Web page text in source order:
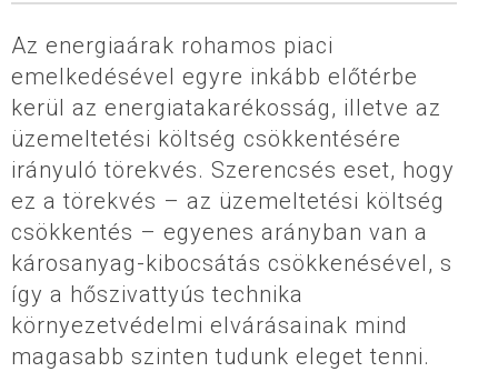
Az energiaárak rohamos piaci
emelkedésével egyre inkább előtérbe
kerül az energiatakarékosság, illetve az
üzemeltetési költség csökkentésére
irányuló törekvés. Szerencsés eset, hogy
ez a törekvés – az üzemeltetési költség
csökkentés – egyenes arányban van a
károsanyag-kibocsátás csökkenésével, s
így a hőszivattyús technika
környezetvédelmi elvárásainak mind
magasabb szinten tudunk eleget tenni.